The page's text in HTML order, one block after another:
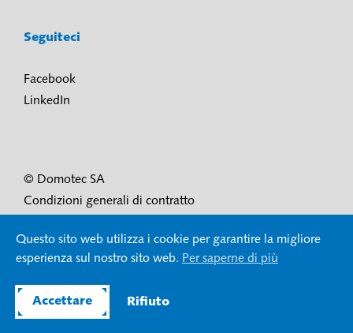
Questo sito web utilizza i cookie per garantire la migliore
esperienza sul nostro sito web. Per saperne di più
Accettare Rifiuto
Seguiteci
Facebook
LinkedIn
© Domotec SA
Condizioni generali di contratto
Impressum